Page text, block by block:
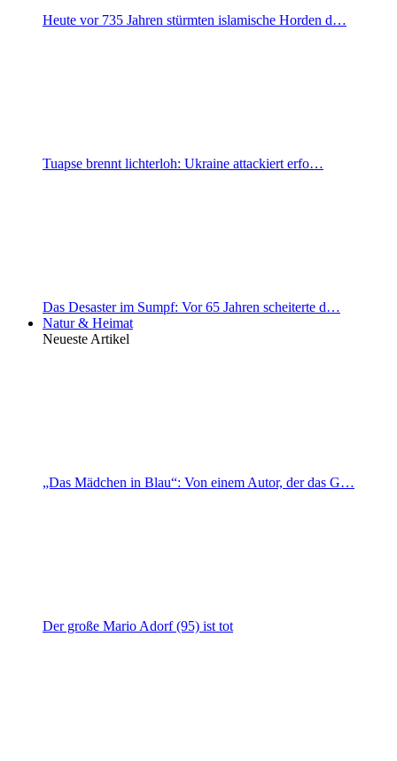
Heute vor 735 Jahren stürmten islamische Horden d…
Tuapse brennt lichterloh: Ukraine attackiert erfo…
Das Desaster im Sumpf: Vor 65 Jahren scheiterte d…
Natur & Heimat
Neueste Artikel
„Das Mädchen in Blau“: Von einem Autor, der das G…
Der große Mario Adorf (95) ist tot